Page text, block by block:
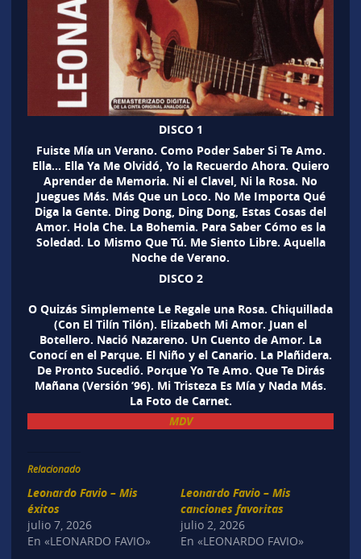
DISCO 1
Fuiste Mía un Verano. Como Poder Saber Si Te Amo.
Ella… Ella Ya Me Olvidó, Yo la Recuerdo Ahora. Quiero
Aprender de Memoria. Ni el Clavel, Ni la Rosa. No
Juegues Más. Más Que un Loco. No Me Importa Qué
Diga la Gente. Ding Dong, Ding Dong, Estas Cosas del
Amor. Hola Che. La Bohemia. Para Saber Cómo es la
Soledad. Lo Mismo Que Tú. Me Siento Libre. Aquella
Noche de Verano.
DISCO 2
O Quizás Simplemente Le Regale una Rosa. Chiquillada
(Con El Tilín Tilón). Elizabeth Mi Amor. Juan el
Botellero. Nació Nazareno. Un Cuento de Amor. La
Conocí en el Parque. El Niño y el Canario. La Plañidera.
De Pronto Sucedió. Porque Yo Te Amo. Que Te Dirás
Mañana (Versión ’96). Mi Tristeza Es Mía y Nada Más.
La Foto de Carnet.
MDV
Relacionado
Leonardo Favio – Mis
éxitos
julio 7, 2026
En «LEONARDO FAVIO»
Leonardo Favio – Mis
canciones favoritas
julio 2, 2026
En «LEONARDO FAVIO»